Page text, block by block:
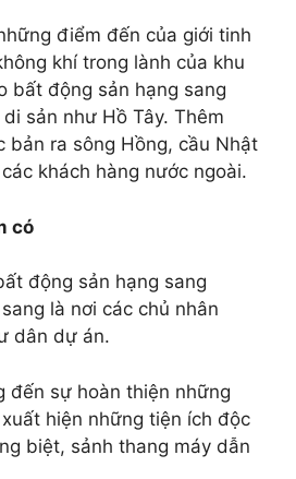
điểm đến của giới tinh
khí trong lành của khu
bất động sản hạng sang
sản như Hồ Tây. Thêm
bản ra sông Hồng, cầu Nhật
khách hàng nước ngoài.
có
động sản hạng sang
là nơi các chủ nhân
dân dự án.
đến sự hoàn thiện những
hiện những tiện ích độc
biệt, sảnh thang máy dẫn